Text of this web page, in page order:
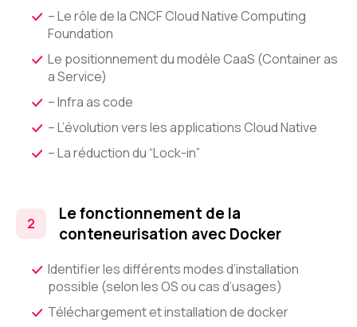
– Le rôle de la CNCF Cloud Native Computing
Foundation
Le positionnement du modèle CaaS (Container as
a Service)
– Infra as code
– L’évolution vers les applications Cloud Native
– La réduction du “Lock-in”
Le fonctionnement de la
conteneurisation avec Docker
Identifier les différents modes d’installation
possible (selon les OS ou cas d’usages)
Téléchargement et installation de docker